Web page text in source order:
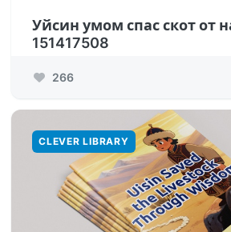
Уйсин умом спас скот от
151417508
266
CLEVER LIBRARY